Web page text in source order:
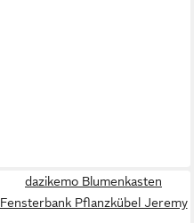
dazikemo Blumenkasten
Fensterbank Pflanzkübel Jeremy